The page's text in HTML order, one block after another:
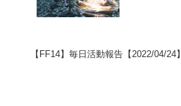
【FF14】毎日活動報告【2022/04/24】